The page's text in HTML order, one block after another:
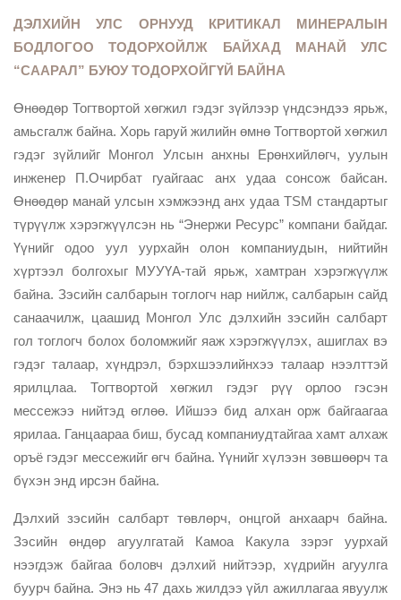
ДЭЛХИЙН УЛС ОРНУУД КРИТИКАЛ МИНЕРАЛЫН
БОДЛОГОО ТОДОРХОЙЛЖ БАЙХАД МАНАЙ УЛС
“СААРАЛ” БУЮУ ТОДОРХОЙГҮЙ БАЙНА
Өнөөдөр Тогтвортой хөгжил гэдэг зүйлээр үндсэндээ ярьж,
амьсгалж байна. Хорь гаруй жилийн өмнө Тогтвортой хөгжил
гэдэг зүйлийг Монгол Улсын анхны Ерөнхийлөгч, уулын
инженер П.Очирбат гуайгаас анх удаа сонсож байсан.
Өнөөдөр манай улсын хэмжээнд анх удаа TSM стандартыг
түрүүлж хэрэгжүүлсэн нь “Энержи Ресурс” компани байдаг.
Үүнийг одоо уул уурхайн олон компаниудын, нийтийн
хүртээл болгохыг МУУҮА-тай ярьж, хамтран хэрэгжүүлж
байна. Зэсийн салбарын тоглогч нар нийлж, салбарын сайд
санаачилж, цаашид Монгол Улс дэлхийн зэсийн салбарт
гол тоглогч болох боломжийг яаж хэрэгжүүлэх, ашиглах вэ
гэдэг талаар, хүндрэл, бэрхшээлийнхээ талаар нээлттэй
ярилцлаа. Тогтвортой хөгжил гэдэг рүү орлоо гэсэн
мессежээ нийтэд өглөө. Ийшээ бид алхан орж байгаагаа
ярилаа. Ганцаараа биш, бусад компаниудтайгаа хамт алхаж
оръё гэдэг мессежийг өгч байна. Үүнийг хүлээн зөвшөөрч та
бүхэн энд ирсэн байна.
Дэлхий зэсийн салбарт төвлөрч, онцгой анхаарч байна.
Зэсийн өндөр агуулгатай Камоа Какула зэрэг уурхай
нээгдэж байгаа боловч дэлхий нийтээр, хүдрийн агуулга
буурч байна. Энэ нь 47 дахь жилдээ үйл ажиллагаа явуулж